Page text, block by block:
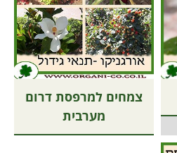
צמחים למרפסת דרום
מערבית